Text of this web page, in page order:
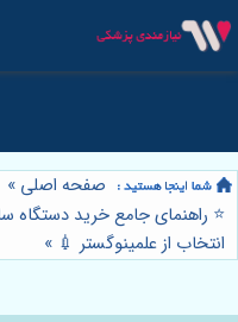
صفحه اصلی »
انتخاب از علمینوگستر 💉 »